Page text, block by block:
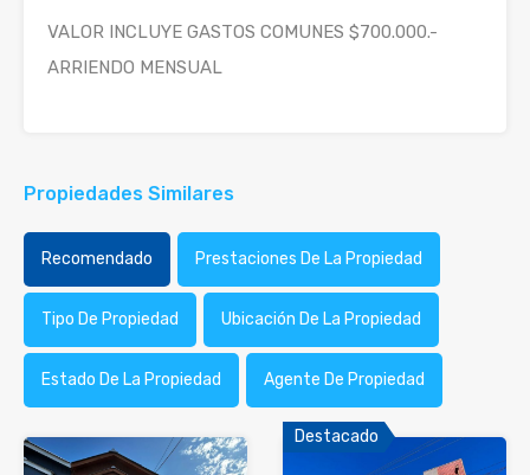
VALOR INCLUYE GASTOS COMUNES $700.000.-
ARRIENDO MENSUAL
Propiedades Similares
Recomendado Prestaciones De La Propiedad
Tipo De Propiedad Ubicación De La Propiedad
Estado De La Propiedad Agente De Propiedad
Destacado